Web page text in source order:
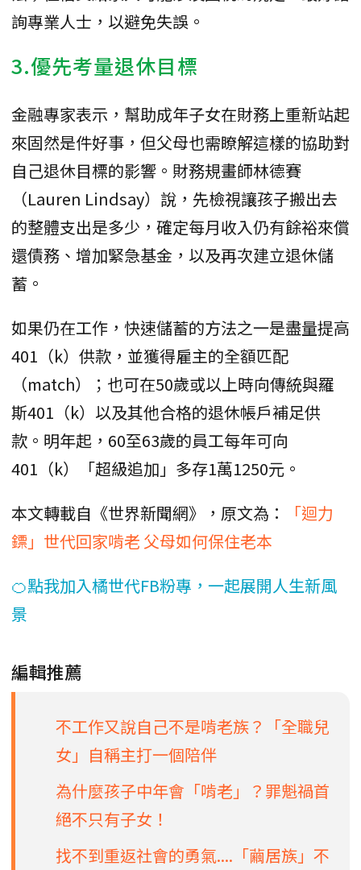
詢專業人士，以避免失誤。
3.優先考量退休目標
金融專家表示，幫助成年子女在財務上重新站起
來固然是件好事，但父母也需瞭解這樣的協助對
自己退休目標的影響。財務規畫師林德賽
（Lauren Lindsay）說，先檢視讓孩子搬出去
的整體支出是多少，確定每月收入仍有餘裕來償
還債務、增加緊急基金，以及再次建立退休儲
蓄。
如果仍在工作，快速儲蓄的方法之一是盡量提高
401（k）供款，並獲得雇主的全額匹配
（match）；也可在50歲或以上時向傳統與羅
斯401（k）以及其他合格的退休帳戶補足供
款。明年起，60至63歲的員工每年可向
401（k）「超級追加」多存1萬1250元。
本文轉載自《世界新聞網》，原文為：
「迴力
鏢」世代回家啃老 父母如何保住老本
🍊點我加入橘世代FB粉專，一起展開人生新風
景
編輯推薦
不工作又說自己不是啃老族？「全職兒
女」自稱主打一個陪伴
為什麼孩子中年會「啃老」？罪魁禍首
絕不只有子女！
找不到重返社會的勇氣....「繭居族」不